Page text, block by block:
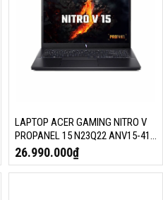
LAPTOP ACER GAMING NITRO V
PROPANEL 15 N23Q22 ANV15-41-
R0Y4 (AMD RYZEN 7 7735HS, RAM
16GB, SSD 512GB, RTX 4050 6GB,
15.6 INCH FHD, WIN 11, ĐEN,
26.990.000₫